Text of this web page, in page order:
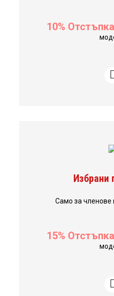
10% Отстъпка
Избрани
Само за членове
15% Отстъпка